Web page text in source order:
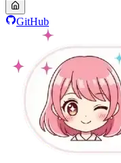
GitHub